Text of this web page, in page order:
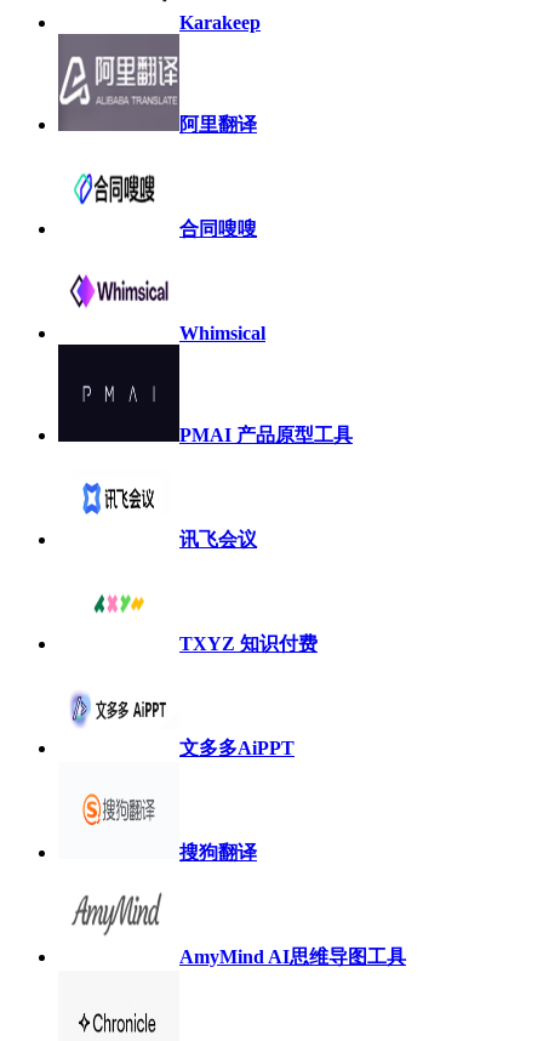
Karakeep
阿里翻译
合同嗖嗖
Whimsical
PMAI 产品原型工具
讯飞会议
TXYZ 知识付费
文多多AiPPT
搜狗翻译
AmyMind AI思维导图工具